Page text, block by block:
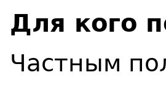
Для кого
Частным